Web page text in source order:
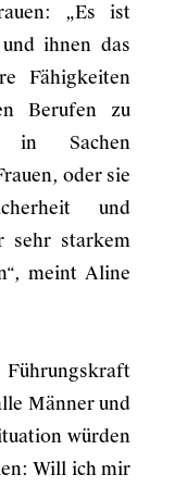
„Es ist
ihnen das
Fähigkeiten
Berufen zu
in Sachen
oder sie
und
sehr starkem
meint Aline
Männer und
würden
Will ich mir